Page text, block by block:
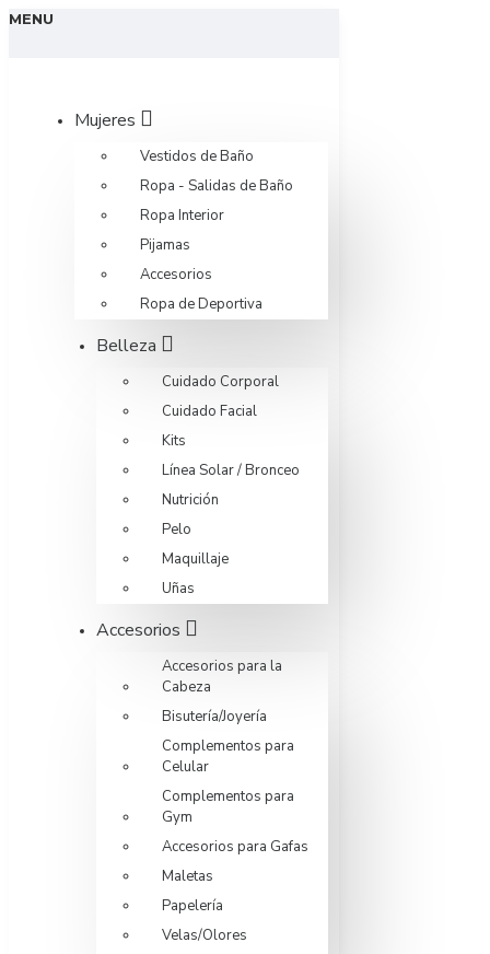
MENU
Mujeres
Vestidos de Baño
Ropa - Salidas de Baño
Ropa Interior
Pijamas
Accesorios
Ropa de Deportiva
Belleza
Cuidado Corporal
Cuidado Facial
Kits
Línea Solar / Bronceo
Nutrición
Pelo
Maquillaje
Uñas
Accesorios
Accesorios para la
Cabeza
Bisutería/Joyería
Complementos para
Celular
Complementos para
Gym
Accesorios para Gafas
Maletas
Papelería
Velas/Olores